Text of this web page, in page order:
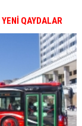
YENİ QAYDALAR